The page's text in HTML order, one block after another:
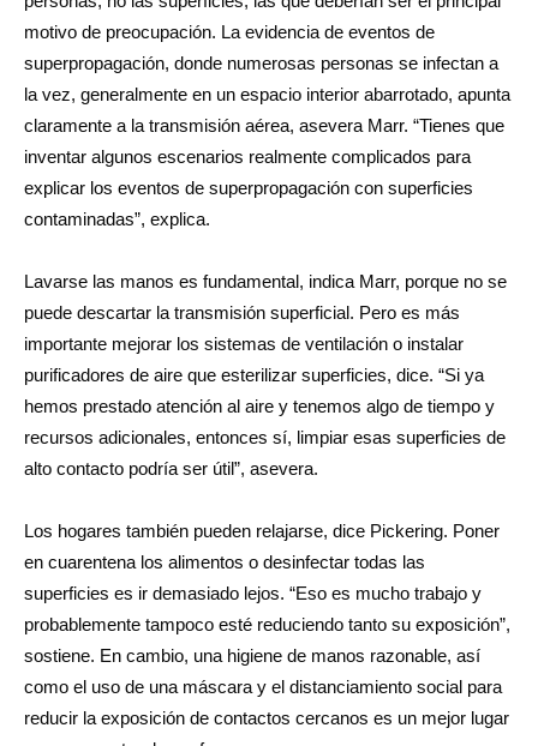
motivo de preocupación. La evidencia de eventos de
superpropagación, donde numerosas personas se infectan a
la vez, generalmente en un espacio interior abarrotado, apunta
claramente a la transmisión aérea, asevera Marr. “Tienes que
inventar algunos escenarios realmente complicados para
explicar los eventos de superpropagación con superficies
contaminadas”, explica.
Lavarse las manos es fundamental, indica Marr, porque no se
puede descartar la transmisión superficial. Pero es más
importante mejorar los sistemas de ventilación o instalar
purificadores de aire que esterilizar superficies, dice. “Si ya
hemos prestado atención al aire y tenemos algo de tiempo y
recursos adicionales, entonces sí, limpiar esas superficies de
alto contacto podría ser útil”, asevera.
Los hogares también pueden relajarse, dice Pickering. Poner
en cuarentena los alimentos o desinfectar todas las
superficies es ir demasiado lejos. “Eso es mucho trabajo y
probablemente tampoco esté reduciendo tanto su exposición”,
sostiene. En cambio, una higiene de manos razonable, así
como el uso de una máscara y el distanciamiento social para
reducir la exposición de contactos cercanos es un mejor lugar